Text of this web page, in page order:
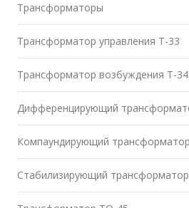
Трансформаторы
Трансформатор управления Т-33
Трансформатор возбуждения Т-34
Дифференцирующий
Компаундирующий
Стабилизирующий